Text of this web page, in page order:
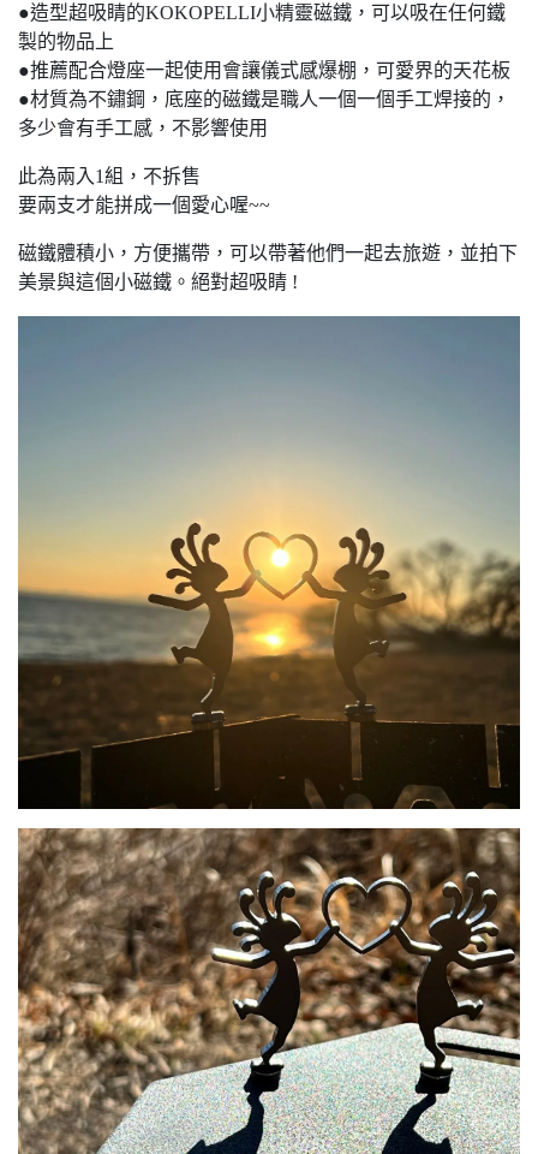
●造型超吸睛的KOKOPELLI小精靈磁鐵，可以吸在任何鐵
製的物品上
●推薦配合燈座一起使用會讓儀式感爆棚，可愛界的天花板
●材質為不鏽鋼，底座的磁鐵是職人一個一個手工焊接的，
多少會有手工感，不影響使用
此為兩入1組，不拆售
要兩支才能拼成一個愛心喔~~
磁鐵體積小，方便攜帶，可以帶著他們一起去旅遊，並拍下
美景與這個小磁鐵。絕對超吸睛 !